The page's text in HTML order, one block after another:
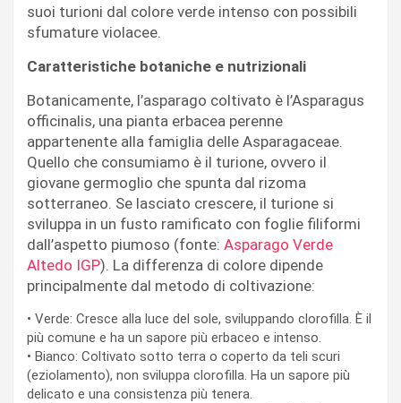
suoi turioni dal colore verde intenso con possibili
sfumature violacee.
Caratteristiche botaniche e nutrizionali
Botanicamente, l’asparago coltivato è l’Asparagus
officinalis, una pianta erbacea perenne
appartenente alla famiglia delle Asparagaceae.
Quello che consumiamo è il turione, ovvero il
giovane germoglio che spunta dal rizoma
sotterraneo. Se lasciato crescere, il turione si
sviluppa in un fusto ramificato con foglie filiformi
dall’aspetto piumoso (fonte: Asparago Verde
Altedo IGP). La differenza di colore dipende
principalmente dal metodo di coltivazione:
• Verde: Cresce alla luce del sole, sviluppando clorofilla. È il
più comune e ha un sapore più erbaceo e intenso.
• Bianco: Coltivato sotto terra o coperto da teli scuri
(eziolamento), non sviluppa clorofilla. Ha un sapore più
delicato e una consistenza più tenera.